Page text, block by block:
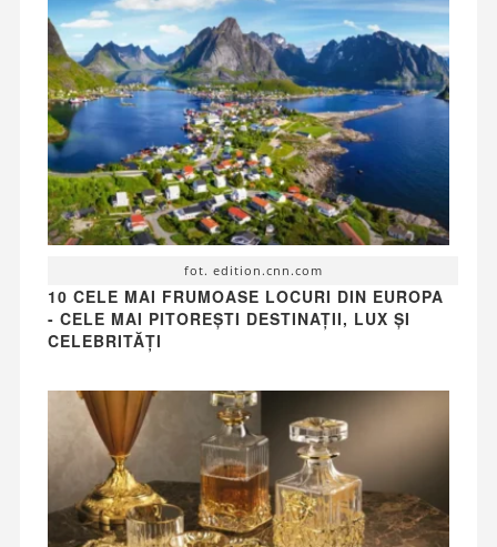
fot. edition.cnn.com
10 CELE MAI FRUMOASE LOCURI DIN EUROPA
- CELE MAI PITOREȘTI DESTINAȚII, LUX ȘI
CELEBRITĂȚI